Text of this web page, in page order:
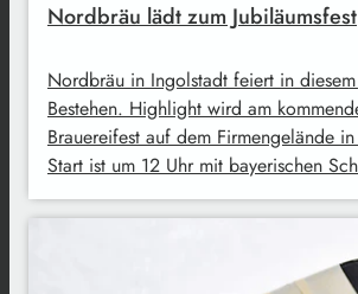
Nordbräu lädt zum Jubiläumsfest
Nordbräu in Ingolstadt feiert in
Bestehen. Highlight wird am
Brauereifest auf dem Firmengelände
Start ist um 12 Uhr mit bayerischen